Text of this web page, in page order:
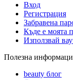
Вход
Регистрация
Забравена
Къде е моята
Използвай
Полезна
beauty блог